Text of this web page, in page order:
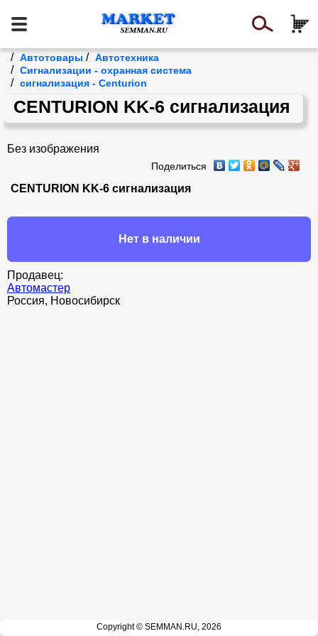
/ Автотовары / Автотехника
/ Сигнализации - охранная система
/ cигнализация - Centurion
CENTURION KK-6 сигнализация
Без изображения
Поделиться
CENTURION KK-6 сигнализация
Нет в наличии
Продавец:
Автомастер
Россия, Новосибирск
Copyright © SEMMAN.RU, 2026